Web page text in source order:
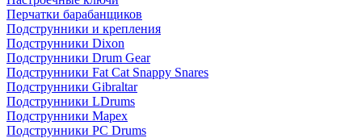
Перчатки барабанщиков
Подструнники и крепления
Подструнники Dixon
Подструнники Drum Gear
Подструнники Fat Cat Snappy Snares
Подструнники Gibraltar
Подструнники LDrums
Подструнники Mapex
Подструнники PC Drums